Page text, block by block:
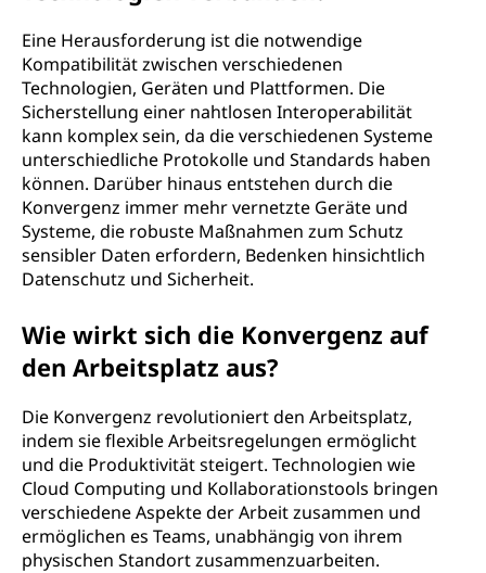
Eine Herausforderung ist die notwendige
Kompatibilität zwischen verschiedenen
Technologien, Geräten und Plattformen. Die
Sicherstellung einer nahtlosen Interoperabilität
kann komplex sein, da die verschiedenen Systeme
unterschiedliche Protokolle und Standards haben
können. Darüber hinaus entstehen durch die
Konvergenz immer mehr vernetzte Geräte und
Systeme, die robuste Maßnahmen zum Schutz
sensibler Daten erfordern, Bedenken hinsichtlich
Datenschutz und Sicherheit.
Wie wirkt sich die Konvergenz auf
den Arbeitsplatz aus?
Die Konvergenz revolutioniert den Arbeitsplatz,
indem sie flexible Arbeitsregelungen ermöglicht
und die Produktivität steigert. Technologien wie
Cloud Computing und Kollaborationstools bringen
verschiedene Aspekte der Arbeit zusammen und
ermöglichen es Teams, unabhängig von ihrem
physischen Standort zusammenzuarbeiten.